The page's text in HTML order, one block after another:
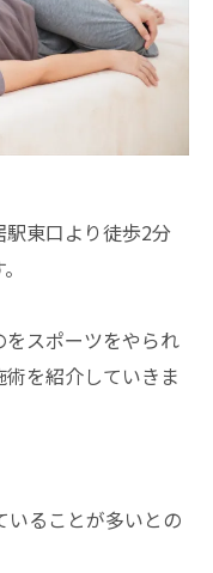
東口より徒歩2分
スポーツをやられ
を紹介していきま
ることが多いとの